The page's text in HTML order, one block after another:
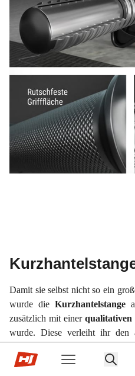
Hop-sport.at
Open menu
Search
Damit sie selbst nicht so ein
wurde die Kurzhantelstange
zusätzlich mit einer qualitativen
wurde. Diese verleiht ihr den
einer kreuzgerändelten